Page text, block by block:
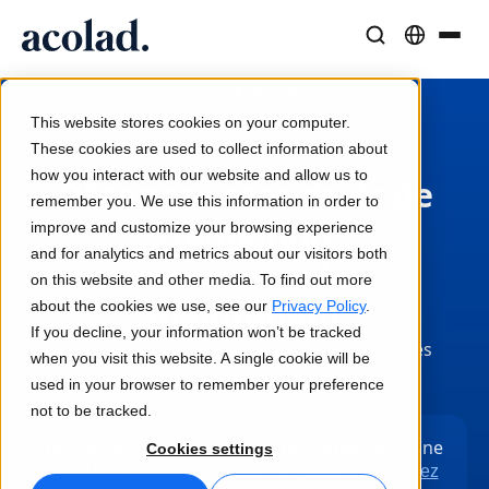
This website stores cookies on your computer.
These cookies are used to collect information about
how you interact with our website and allow us to
remember you. We use this information in order to
improve and customize your browsing experience
and for analytics and metrics about our visitors both
on this website and other media. To find out more
about the cookies we use, see our Privacy Policy.
If you decline, your information won’t be tracked
when you visit this website. A single cookie will be
used in your browser to remember your preference
not to be tracked.
Cookies settings
Traduction
Vitesse de l’IA, précision humaine
Interprétation
Communication fluide, partout
Médias et Divertissement
Donnez vie à vos contenus sur tous les écrans
Conseil et Externalisation
Lia Go
Traductions instantanées conformes à votre marque
Lia Services
Géré par des experts
Lia Live
L'interprétation revisitée
Connectivité
Études de cas
Résultats concrets de nos clients
Articles
Analyses d’experts sur le contenu global
Ebooks
Guides et stratégies approfondis
Webinaires à la demande
À propos d’Acolad
Durabilité
Partenaires
Actualités
Obtenez votre devis de
traduction
et commandez
maintenant
Choisissez votre niveau de qualité, vérifiez les
prix et passez votre commande.
Besoin de multimédia, d'interprétation ou d'une
solution linguistique plus complexe ?Contactez